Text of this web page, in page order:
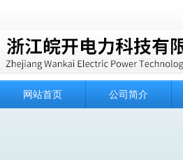
网站首页 公司简介